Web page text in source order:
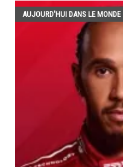
AUJOURD'HUI DANS LE MONDE